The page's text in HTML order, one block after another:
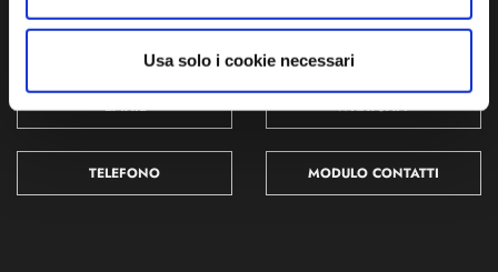
Usa solo i cookie necessari
Contattaci via Chat, via telefono allo + 39 039 9909099 oppure
compila il modulo
EMAIL WHATSAPP
TELEFONO MODULO CONTATTI